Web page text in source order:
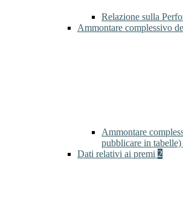
Relazione sulla
Ammontare complessivo
Ammontare
pubblicare in tabelle)
Dati relativi ai premi 2